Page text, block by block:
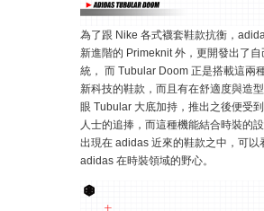
為了跟 Nike 各式襪套鞋款抗衡，
新進階的 Primeknit 外，更開發出了
統， 而 Tubular Doom 正是搭載這兩
新科技的鞋款，而且有在舒適度與造
眼 Tubular 大底加持，推出之後便受
人士的追捧，而這種機能結合時裝的
出現在 adidas 近來的鞋款之中，可以
adidas 在時裝領域的野心。